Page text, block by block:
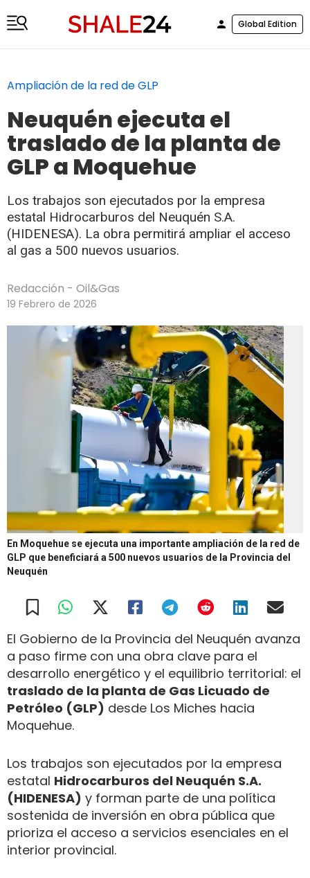
Global Edition
Ampliación de la red de GLP
Neuquén ejecuta el
traslado de la planta de
GLP a Moquehue
Los trabajos son ejecutados por la empresa
estatal Hidrocarburos del Neuquén S.A.
(HIDENESA). La obra permitirá ampliar el acceso
al gas a 500 nuevos usuarios.
Redacción - Oil&Gas
19 Febrero de 2026
En Moquehue se ejecuta una importante ampliación de la red de
GLP que beneficiará a 500 nuevos usuarios de la Provincia del
Neuquén
El Gobierno de la Provincia del Neuquén avanza
a paso firme con una obra clave para el
desarrollo energético y el equilibrio territorial: el
traslado de la planta de Gas Licuado de
Petróleo (GLP) desde Los Miches hacia
Moquehue.
Los trabajos son ejecutados por la empresa
estatal Hidrocarburos del Neuquén S.A.
(HIDENESA) y forman parte de una política
sostenida de inversión en obra pública que
prioriza el acceso a servicios esenciales en el
interior provincial.